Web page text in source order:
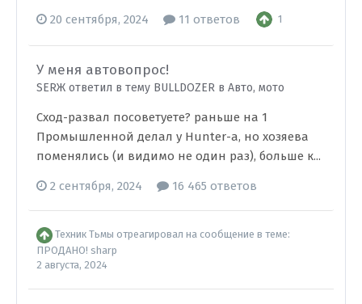
20 сентября, 2024 11 ответов 1
У меня автовопрос!
SERЖ ответил в тему BULLDOZER в Авто, мото
Сход-развал посоветуете? раньше на 1
Промышленной делал у Hunter-а, но хозяева
поменялись (и видимо не один раз), больше к...
2 сентября, 2024 16 465 ответов
Техник Тьмы отреагировал на сообщение в теме:
ПРОДАНО! sharp
2 августа, 2024